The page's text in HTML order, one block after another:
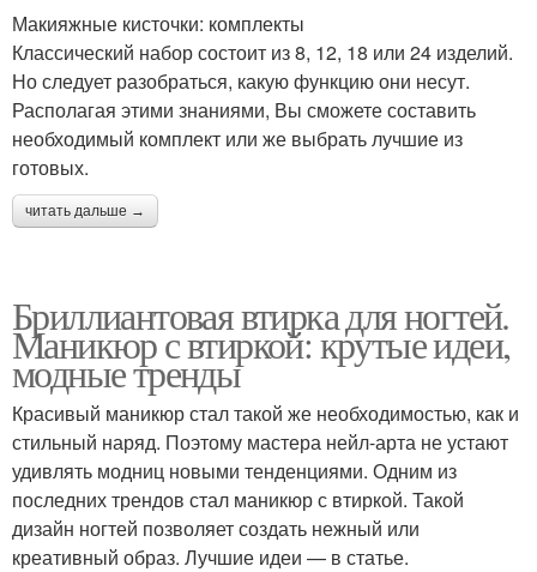
Макияжные кисточки: комплекты
Классический набор состоит из 8, 12, 18 или 24 изделий.
Но следует разобраться, какую функцию они несут.
Располагая этими знаниями, Вы сможете составить
необходимый комплект или же выбрать лучшие из
готовых.
читать дальше →
Бриллиантовая втирка для ногтей.
Маникюр с втиркой: крутые идеи,
модные тренды
Красивый маникюр стал такой же необходимостью, как и
стильный наряд. Поэтому мастера нейл-арта не устают
удивлять модниц новыми тенденциями. Одним из
последних трендов стал маникюр с втиркой. Такой
дизайн ногтей позволяет создать нежный или
креативный образ. Лучшие идеи — в статье.